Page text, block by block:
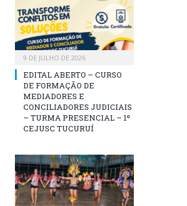
9 DE JULHO DE 2026
EDITAL ABERTO – CURSO
DE FORMAÇÃO DE
MEDIADORES E
CONCILIADORES JUDICIAIS
– TURMA PRESENCIAL – 1º
CEJUSC TUCURUÍ